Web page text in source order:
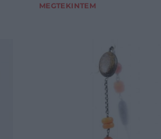
MEGTEKINTEM